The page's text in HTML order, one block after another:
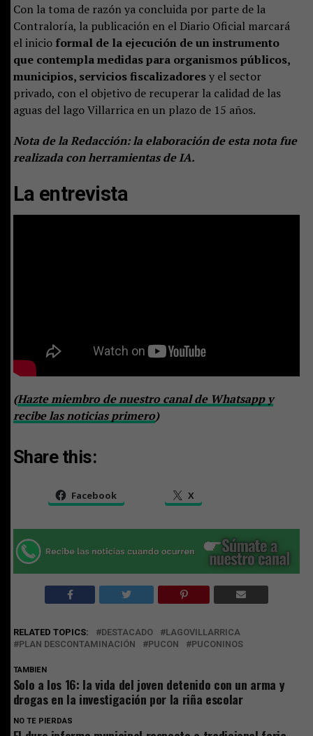
Con la toma de razón ya concluida por parte de la
Contraloría, la publicación en el Diario Oficial marcará
el inicio formal de la ejecución de un instrumento
que contempla medidas para organismos públicos,
municipios, servicios fiscalizadoresy el sector
privado, con el objetivo de recuperar la calidad de las
aguas del lago Villarrica en un plazo de 15 años.
Nota de la Redacción: la elaboración de esta nota fue
realizada con herramientas de IA.
La entrevista
(Hazte miembro de nuestro canal de Whatsapp y
recibe las noticias primero)
Share this:
Facebook X
RELATED TOPICS: DESTACADO
LAGOVILLARRICA
PLAN DESCONTAMINACIÓN
PUCON PUCONINOS
TAMBIEN
Solo a los 16: la vida del joven detenido con un arma y
drogas en la investigación por la riña escolar
NO TE PIERDAS